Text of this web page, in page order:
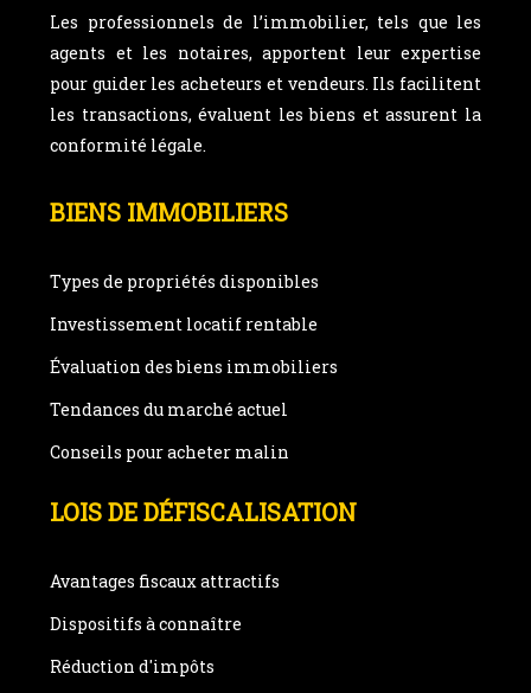
Les professionnels de l’immobilier, tels que les
agents et les notaires, apportent leur expertise
pour guider les acheteurs et vendeurs. Ils facilitent
les transactions, évaluent les biens et assurent la
conformité légale.
BIENS IMMOBILIERS
Types de propriétés disponibles
Investissement locatif rentable
Évaluation des biens immobiliers
Tendances du marché actuel
Conseils pour acheter malin
LOIS DE DÉFISCALISATION
Avantages fiscaux attractifs
Dispositifs à connaître
Réduction d'impôts